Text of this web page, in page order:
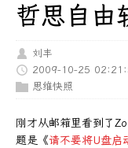
哲思自由
刘丰
2009-10-25
思维快照
刚才从邮箱里看到了
题是《请不要将U盘启